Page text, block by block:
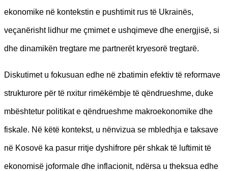
ekonomike në kontekstin e pushtimit rus të Ukrainës,
veçanërisht lidhur me çmimet e ushqimeve dhe energjisë, si
dhe dinamikën tregtare me partnerët kryesorë tregtarë.
Diskutimet u fokusuan edhe në zbatimin efektiv të reformave
strukturore për të nxitur rimëkëmbje të qëndrueshme, duke
mbështetur politikat e qëndrueshme makroekonomike dhe
fiskale. Në këtë kontekst, u nënvizua se mbledhja e taksave
në Kosovë ka pasur rritje dyshifrore për shkak të luftimit të
ekonomisë joformale dhe inflacionit, ndërsa u theksua edhe